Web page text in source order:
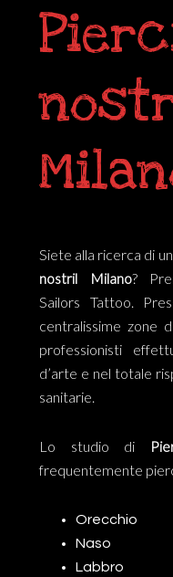
Siete alla ricerca di
nostril Milano?
Sailors Tattoo.
centralissime zone
professionisti
d’arte e nel totale
sanitarie.
Lo studio di
frequentemente
Orecchio
Naso
Labbro